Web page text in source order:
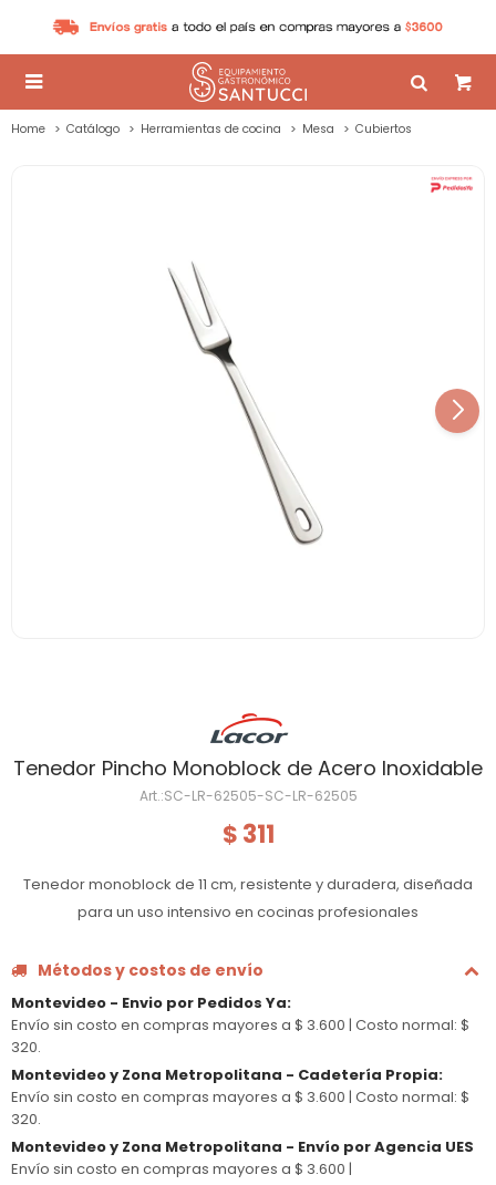

Home Catálogo Herramientas de cocina Mesa Cubiertos
Tenedor Pincho Monoblock de Acero Inoxidable
SC-LR-62505-SC-LR-62505
$ 311
Tenedor monoblock de 11 cm, resistente y duradera, diseñada
para un uso intensivo en cocinas profesionales
Métodos y costos de envío
Montevideo - Envio por Pedidos Ya:
Envío sin costo en compras mayores a $ 3.600 | Costo normal: $
320.
Montevideo y Zona Metropolitana - Cadetería Propia:
Envío sin costo en compras mayores a $ 3.600 | Costo normal: $
320.
Montevideo y Zona Metropolitana - Envío por Agencia UES
Envío sin costo en compras mayores a $ 3.600 |